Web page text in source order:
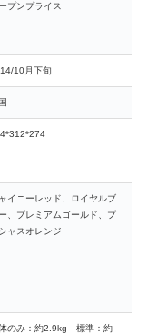
プンプライス
10月下旬
イニーレッド、ロイヤルブ
、プレミアムゴールド、プ
ャスオレンジ
のみ：約2.9kg 標準：約